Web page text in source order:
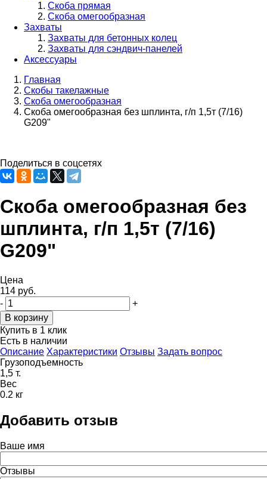
Скоба прямая
Скоба омегообразная
Захваты
Захваты для бетонных колец
Захваты для сэндвич-панелей
Аксессуары
Строка
навигации
Главная
Скобы такелажные
Скоба омегообразная
Скоба омегообразная без шплинта, г/п 1,5т (7/16)
G209"
Поделиться в соцсетях
Скоба омегообразная без
шплинта, г/п 1,5т (7/16)
G209"
Цена
114 руб.
-
+
Купить в 1 клик
Есть в наличии
Описание Характеристики Отзывы Задать вопрос
Грузоподъемность
1,5 т.
Вес
0.2 кг
Добавить отзыв
Ваше имя
Отзывы